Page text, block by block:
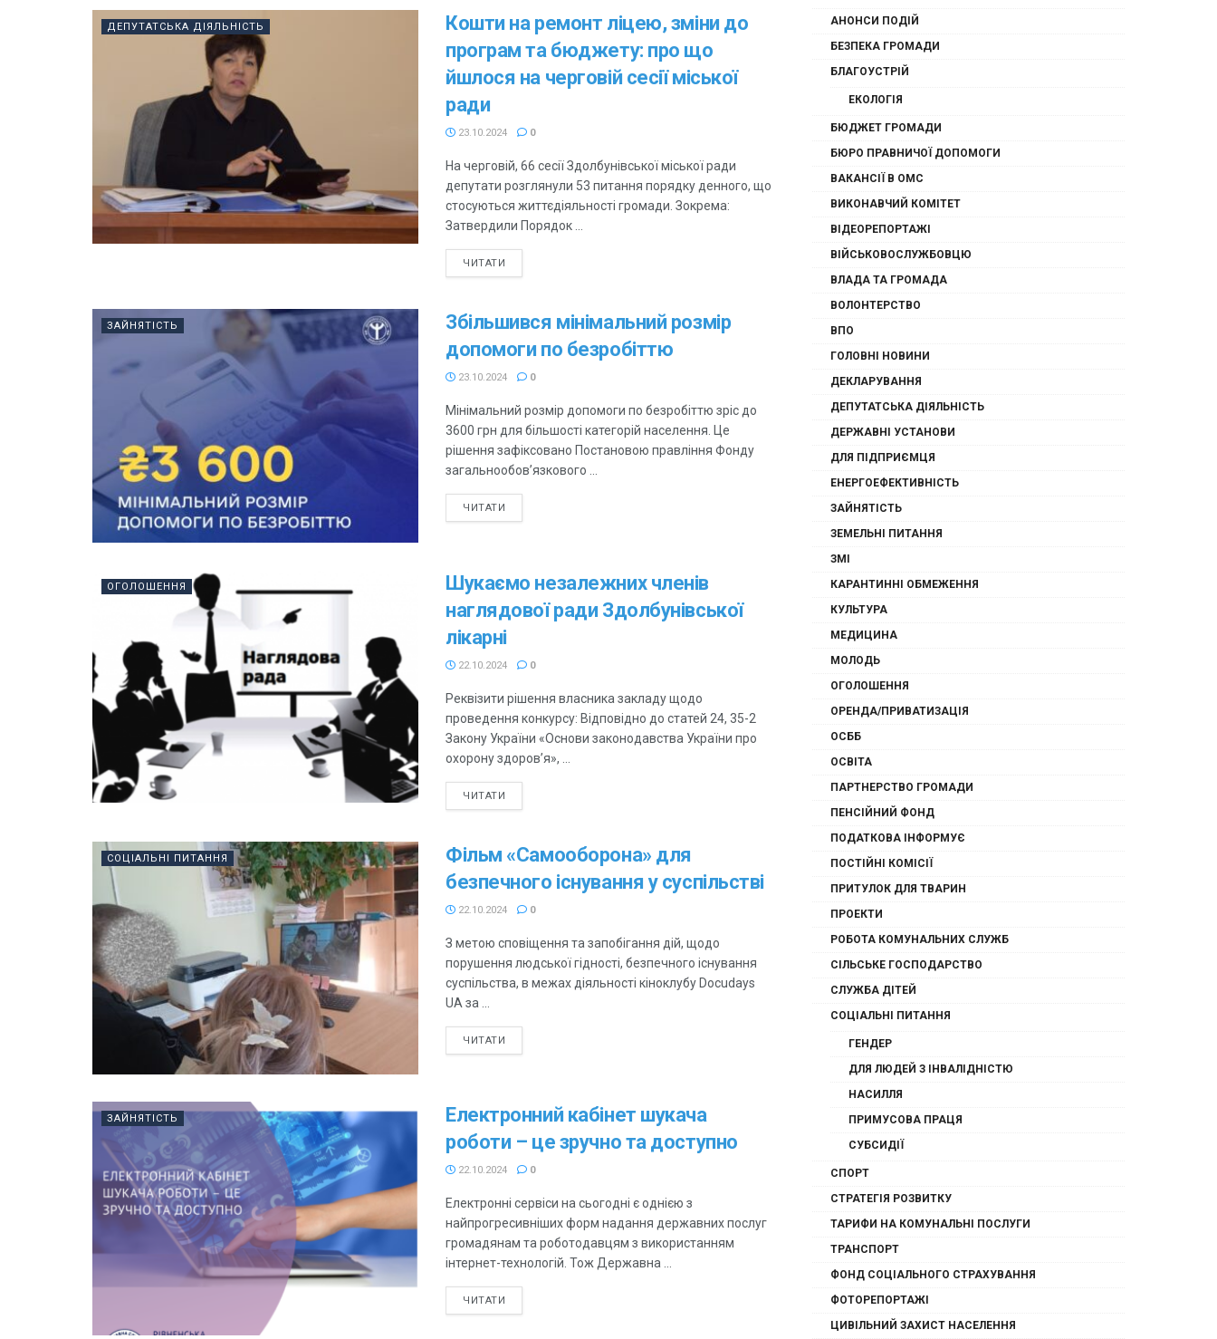
ДЕПУТАТСЬКА ДІЯЛЬНІСТЬ
Кошти на ремонт ліцею, зміни до
програм та бюджету: про що
йшлося на черговій сесії міської
ради
23.10.2024 0
На черговій, 66 сесії Здолбунівської міської ради
депутати розглянули 53 питання порядку денного, що
стосуються життєдіяльності громади. Зокрема:
Затвердили Порядок ...
ЧИТАТИ
ЗАЙНЯТІСТЬ
Збільшився мінімальний розмір
допомоги по безробіттю
23.10.2024 0
Мінімальний розмір допомоги по безробіттю зріс до
3600 грн для більшості категорій населення. Це
рішення зафіксовано Постановою правління Фонду
загальнообов’язкового ...
ЧИТАТИ
ОГОЛОШЕННЯ
Шукаємо незалежних членів
наглядової ради Здолбунівської
лікарні
22.10.2024 0
Реквізити рішення власника закладу щодо
проведення конкурсу: Відповідно до статей 24, 35-2
Закону України «Основи законодавства України про
охорону здоров’я», ...
ЧИТАТИ
СОЦІАЛЬНІ ПИТАННЯ
Фільм «Самооборона» для
безпечного існування у суспільстві
22.10.2024 0
З метою сповіщення та запобігання дій, щодо
порушення людської гідності, безпечного існування
суспільства, в межах діяльності кіноклубу Docudays
UA за ...
ЧИТАТИ
ЗАЙНЯТІСТЬ
Електронний кабінет шукача
роботи – це зручно та доступно
22.10.2024 0
Електронні сервіси на сьогодні є однією з
найпрогресивніших форм надання державних послуг
громадянам та роботодавцям з використанням
інтернет-технологій. Тож Державна ...
ЧИТАТИ
АНОНСИ ПОДІЙ
БЕЗПЕКА ГРОМАДИ
БЛАГОУСТРІЙ
ЕКОЛОГІЯ
БЮДЖЕТ ГРОМАДИ
БЮРО ПРАВНИЧОЇ ДОПОМОГИ
ВАКАНСІЇ В ОМС
ВИКОНАВЧИЙ КОМІТЕТ
ВІДЕОРЕПОРТАЖІ
ВІЙСЬКОВОСЛУЖБОВЦЮ
ВЛАДА ТА ГРОМАДА
ВОЛОНТЕРСТВО
ВПО
ГОЛОВНІ НОВИНИ
ДЕКЛАРУВАННЯ
ДЕПУТАТСЬКА ДІЯЛЬНІСТЬ
ДЕРЖАВНІ УСТАНОВИ
ДЛЯ ПІДПРИЄМЦЯ
ЕНЕРГОЕФЕКТИВНІСТЬ
ЗАЙНЯТІСТЬ
ЗЕМЕЛЬНІ ПИТАННЯ
ЗМІ
КАРАНТИННІ ОБМЕЖЕННЯ
КУЛЬТУРА
МЕДИЦИНА
МОЛОДЬ
ОГОЛОШЕННЯ
ОРЕНДА/ПРИВАТИЗАЦІЯ
ОСББ
ОСВІТА
ПАРТНЕРСТВО ГРОМАДИ
ПЕНСІЙНИЙ ФОНД
ПОДАТКОВА ІНФОРМУЄ
ПОСТІЙНІ КОМІСІЇ
ПРИТУЛОК ДЛЯ ТВАРИН
ПРОЕКТИ
РОБОТА КОМУНАЛЬНИХ СЛУЖБ
СІЛЬСЬКЕ ГОСПОДАРСТВО
СЛУЖБА ДІТЕЙ
СОЦІАЛЬНІ ПИТАННЯ
ГЕНДЕР
ДЛЯ ЛЮДЕЙ З ІНВАЛІДНІСТЮ
НАСИЛЛЯ
ПРИМУСОВА ПРАЦЯ
СУБСИДІЇ
СПОРТ
СТРАТЕГІЯ РОЗВИТКУ
ТАРИФИ НА КОМУНАЛЬНІ ПОСЛУГИ
ТРАНСПОРТ
ФОНД СОЦІАЛЬНОГО СТРАХУВАННЯ
ФОТОРЕПОРТАЖІ
ЦИВІЛЬНИЙ ЗАХИСТ НАСЕЛЕННЯ